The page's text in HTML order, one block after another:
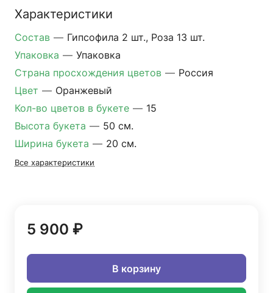
Характеристики
Состав — Гипсофила 2 шт., Роза 13 шт.
Упаковка — Упаковка
Страна просхождения цветов — Россия
Цвет — Оранжевый
Кол-во цветов в букете — 15
Высота букета — 50 см.
Ширина букета — 20 см.
Все характеристики
5 900 ₽
В корзину